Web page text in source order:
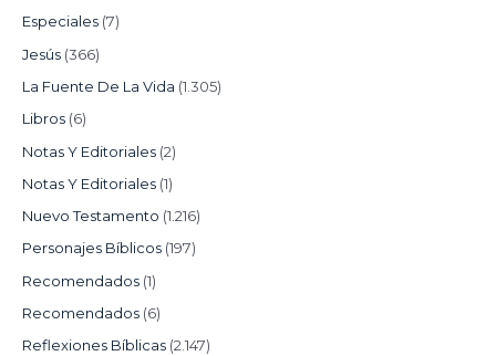
Especiales (7)
Jesús (366)
La Fuente De La Vida (1.305)
Libros (6)
Notas Y Editoriales (2)
Notas Y Editoriales (1)
Nuevo Testamento (1.216)
Personajes Bíblicos (197)
Recomendados (1)
Recomendados (6)
Reflexiones Bíblicas (2.147)